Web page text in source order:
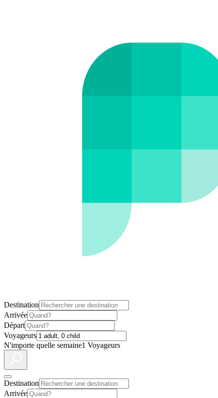
Destination
Arrivée
Départ
Voyageurs
N'importe quelle semaine1 Voyageurs
Destination
Arrivée